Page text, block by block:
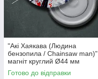
"Акі Хаякава (Людина
бензопила / Chainsaw man)"
магніт круглий Ø44 мм
Готово до відправки